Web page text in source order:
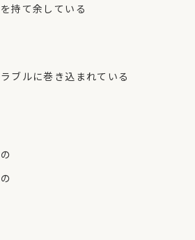
持て余している
ブルに巻き込まれている